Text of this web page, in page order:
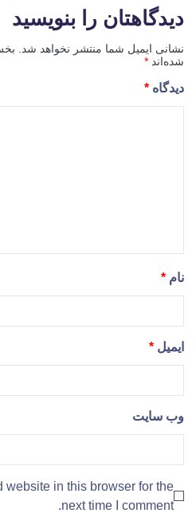
دیدگاهتان را بنویسید
نشانی ایمیل شما منتشر نخواهد شد.
شده‌اند*
دیدگاه*
نام*
ایمیل *
وب‌ سایت
website in this browser for the
next time I comment.